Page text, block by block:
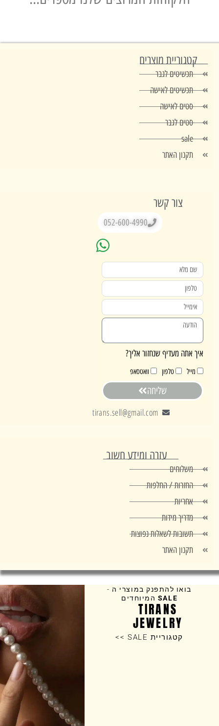
מוצרים
תכשיטים לגבר
תכשיטים לאישה
סטים לאישה
סטים לגבר
sale
תקנון האתר
צור קשר
052-600-4990
מעדיף שנחזור אליך?
טלפון וואטסאפ
tirans.sell@gmail.com
עזרה ומידע חשוב
משלוחים
החזרות / החלפות
אחריות
מדריך מידות
תשובות לשאלות נפוצות
תקנון האתר
בואו להתפנק במוצרי ה -
המיוחדים
TIRANS
JEWELRY
קטגוריית SALE >>